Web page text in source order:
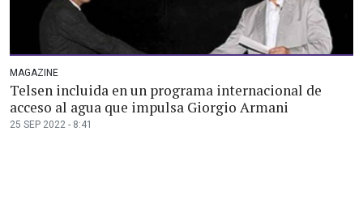
MAGAZINE
Telsen incluida en un programa internacional de
acceso al agua que impulsa Giorgio Armani
25 SEP 2022 - 8:41